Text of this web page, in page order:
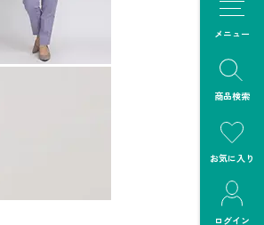
メニュー
商品検索
お気に入り
ログイン